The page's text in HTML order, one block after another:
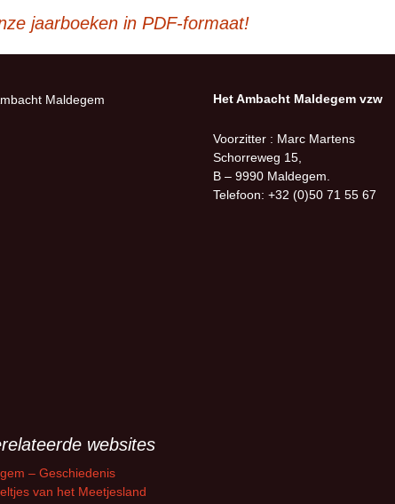
jaarboeken in PDF-formaat!
Het Ambacht Maldegem vzw
Voorzitter : Marc Martens
Schorreweg 15,
B – 9990 Maldegem.
Telefoon: +32 (0)50 71 55 67
websites
– Geschiedenis
van het Meetjesland